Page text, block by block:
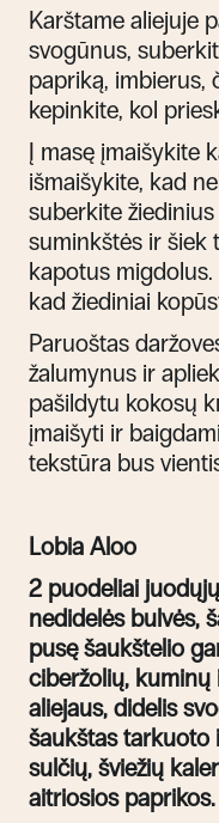
Karštame aliejuje
svogūnus,
papriką, imbierus,
kepinkite, kol
Į masę įmaišykite
išmaišykite, kad
suberkite
suminkštės ir šiek
kapotus
kad žiediniai
Paruoštas
žalumynus ir
pašildytu kokosų
įmaišyti ir
tekstūra bus
Lobia Aloo
2 puodeliai
nedidelės bulvės,
pusę šaukštelio
ciberžolių,
aliejaus, didelis
šaukštas tarkuoto
sulčių, šviežių
aitriosios paprikos.